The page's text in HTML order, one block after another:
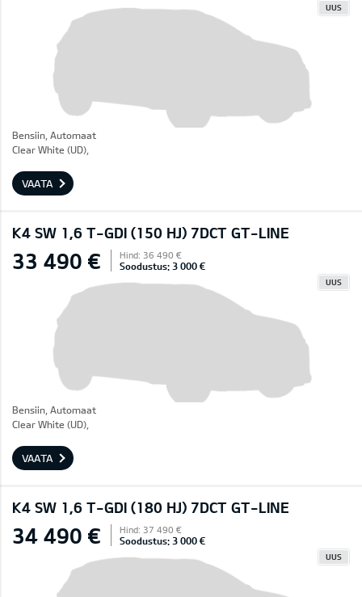
UUS
Bensiin, Automaat
Clear White (UD),
VAATA
K4 SW 1,6 T-GDI (150 HJ) 7DCT GT-LINE
33 490 € Hind: 36 490 €
Soodustus: 3 000 €
UUS
Bensiin, Automaat
Clear White (UD),
VAATA
K4 SW 1,6 T-GDI (180 HJ) 7DCT GT-LINE
34 490 € Hind: 37 490 €
Soodustus: 3 000 €
UUS